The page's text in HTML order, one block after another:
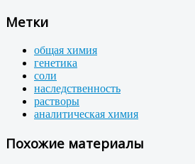
Метки
общая химия
генетика
соли
наследственность
растворы
аналитическая химия
Похожие материалы